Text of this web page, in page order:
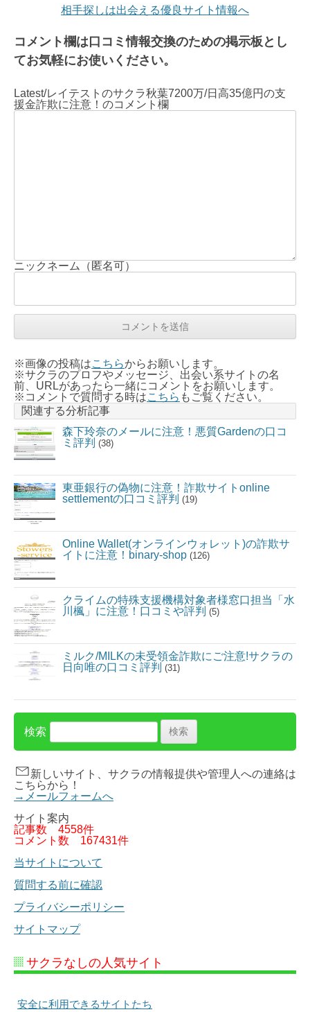
相手探しは出会える優良サイト情報へ
コメント欄は口コミ情報交換のための掲示板とし
てお気軽にお使いください。
Latest/レイテストのサクラ秋葉7200万/日高35億円の支
援金詐欺に注意！のコメント欄
ニックネーム（匿名可）
※画像の投稿はこちらからお願いします。
※サクラのプロフやメッセージ、出会い系サイトの名
前、URLがあったら一緒にコメントをお願いします。
※コメントで質問する時はこちら もご覧ください。
関連する分析記事
森下玲奈のメールに注意！悪質Gardenの口コ
ミ評判 (38)
東亜銀行の偽物に注意！詐欺サイトonline
settlementの口コミ評判 (19)
Online Wallet(オンラインウォレット)の詐欺サ
イトに注意！binary-shop (126)
クライムの特殊支援機構対象者様窓口担当「水
川楓」に注意！口コミや評判 (5)
ミルク/MILKの未受領金詐欺にご注意!サクラの
日向唯の口コミ評判 (31)
検索
新しいサイト、サクラの情報提供や管理人への連絡は
こちらから！
→メールフォームへ
サイト案内
記事数 4558件
コメント数 167431件
当サイトについて
質問する前に確認
プライバシーポリシー
サイトマップ
サクラなしの人気サイト
安全に利用できるサイトたち